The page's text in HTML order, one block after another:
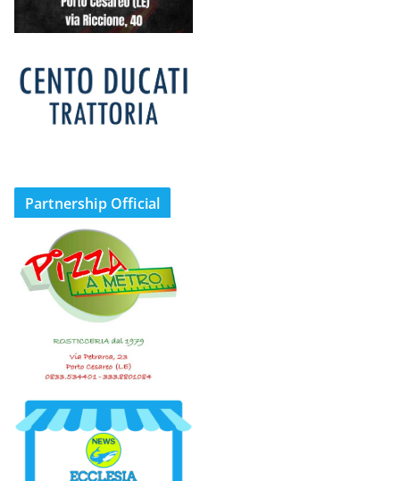
Partnership Official